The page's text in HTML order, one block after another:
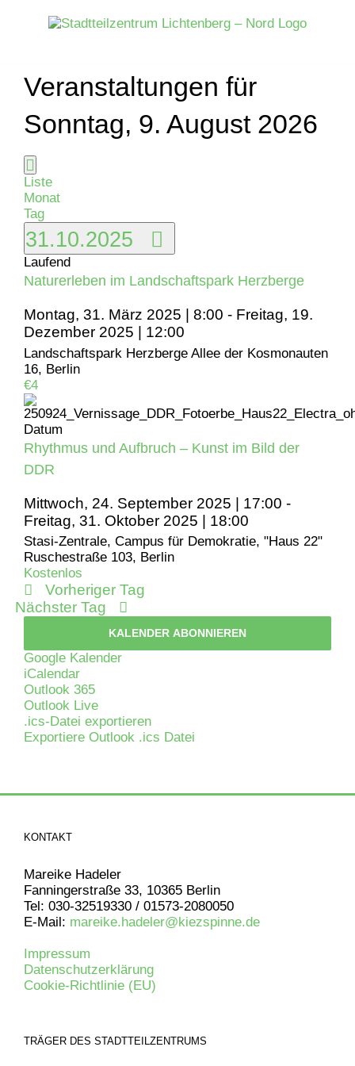
Veranstaltungen für
Sonntag, 9. August 2026
Veranstaltungen
für
Freitag,
31.
Oktober
2025
Ansichten-
Navigation
Veranstaltung
Ansichten-
Navigation
Tag
Liste
Monat
Tag
31.10.2025
Datum
wählen.
Laufend
Naturerleben im Landschaftspark Herzberge
Montag, 31. März 2025 | 8:00 - Freitag, 19.
Dezember 2025 | 12:00
Landschaftspark Herzberge Allee der Kosmonauten
16, Berlin
€4
Rhythmus und Aufbruch – Kunst im Bild der
DDR
Mittwoch, 24. September 2025 | 17:00 -
Freitag, 31. Oktober 2025 | 18:00
Stasi-Zentrale, Campus für Demokratie, "Haus 22"
Ruschestraße 103, Berlin
Kostenlos
Vorheriger Tag
Nächster Tag
KALENDER ABONNIEREN
Google Kalender
iCalendar
Outlook 365
Outlook Live
.ics-Datei exportieren
Exportiere Outlook .ics Datei
KONTAKT
Mareike Hadeler
Fanningerstraße 33, 10365 Berlin
Tel: 030-32519330 / 01573-2080050
E-Mail: mareike.hadeler@kiezspinne.de
Impressum
Datenschutzerklärung
Cookie-Richtlinie (EU)
TRÄGER DES STADTTEILZENTRUMS